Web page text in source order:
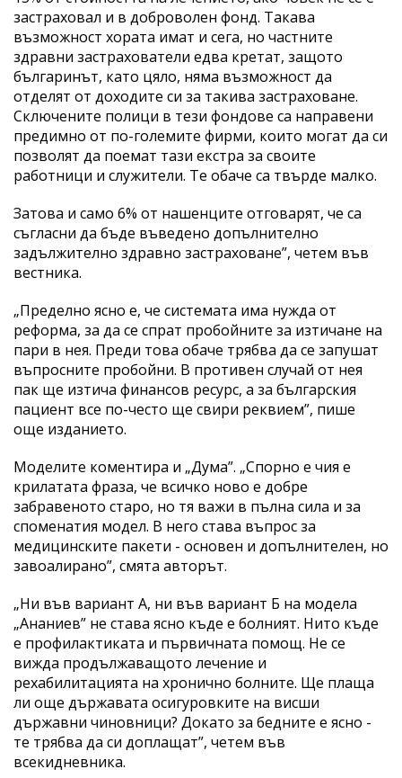
застраховал и в доброволен фонд. Такава
възможност хората имат и сега, но частните
здравни застрахователи едва кретат, защото
българинът, като цяло, няма възможност да
отделят от доходите си за такива застраховане.
Сключените полици в тези фондове са направени
предимно от по-големите фирми, които могат да си
позволят да поемат тази екстра за своите
работници и служители. Те обаче са твърде малко.
Затова и само 6% от нашенците отговарят, че са
съгласни да бъде въведено допълнително
задължително здравно застраховане”, четем във
вестника.
„Пределно ясно е, че системата има нужда от
реформа, за да се спрат пробойните за изтичане на
пари в нея. Преди това обаче трябва да се запушат
въпросните пробойни. В противен случай от нея
пак ще изтича финансов ресурс, а за българския
пациент все по-често ще свири реквием”, пише
още изданието.
Моделите коментира и „Дума”. „Спорно е чия е
крилатата фраза, че всичко ново е добре
забравеното старо, но тя важи в пълна сила и за
споменатия модел. В него става въпрос за
медицинските пакети - основен и допълнителен, но
завоалирано”, смята авторът.
„Ни във вариант А, ни във вариант Б на модела
„Ананиев” не става ясно къде е болният. Нито къде
е профилактиката и първичната помощ. Не се
вижда продължаващото лечение и
рехабилитацията на хронично болните. Ще плаща
ли още държавата осигуровките на висши
държавни чиновници? Докато за бедните е ясно -
те трябва да си доплащат”, четем във
всекидневника.